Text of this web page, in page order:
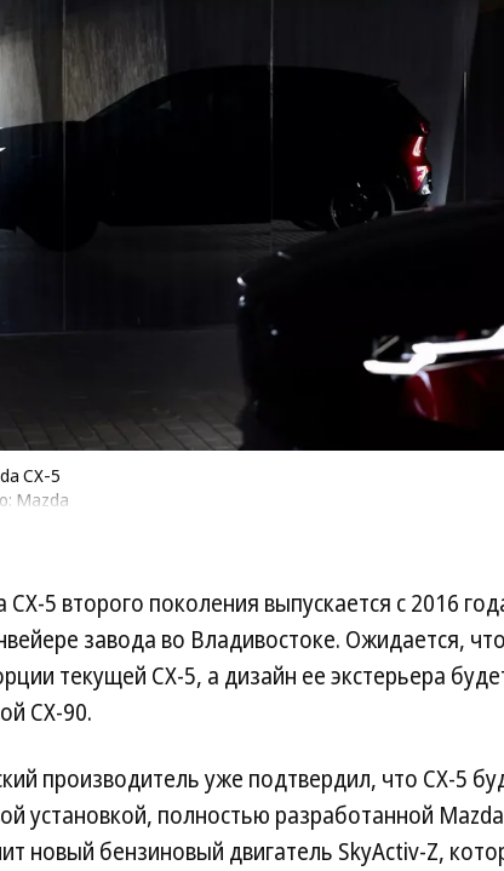
CX-5
Mazda
CX-5 второго поколения выпускается с 2016
завода во Владивостоке. Ожидается,
текущей CX-5, а дизайн ее экстерьера
CX-90.
производитель уже подтвердил, что CX-5
установкой, полностью разработанной
новый бензиновый двигатель SkyActiv-Z,